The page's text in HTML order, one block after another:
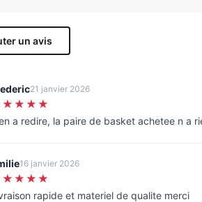
un avis
21 janvier 2026
a redire, la paire de basket achetee n a
16 janvier 2026
rapide et materiel de qualite merci